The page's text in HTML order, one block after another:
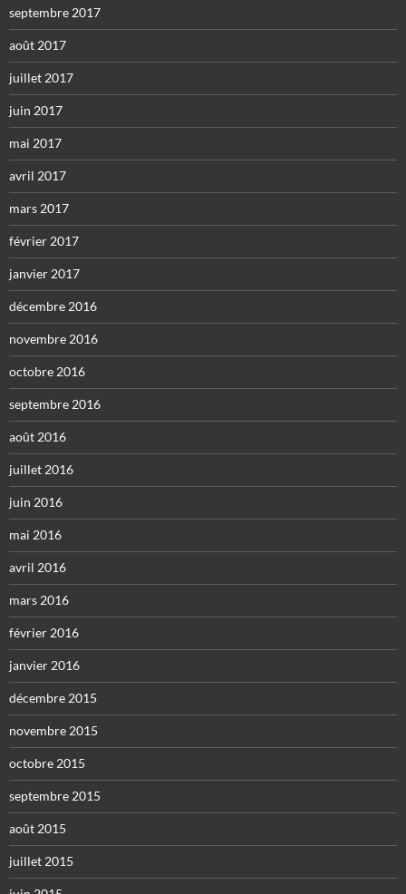
septembre 2017
août 2017
juillet 2017
juin 2017
mai 2017
avril 2017
mars 2017
février 2017
janvier 2017
décembre 2016
novembre 2016
octobre 2016
septembre 2016
août 2016
juillet 2016
juin 2016
mai 2016
avril 2016
mars 2016
février 2016
janvier 2016
décembre 2015
novembre 2015
octobre 2015
septembre 2015
août 2015
juillet 2015